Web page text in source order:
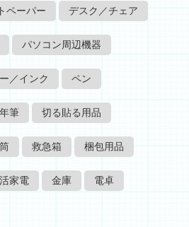
ペーパー デスク／チェア
パソコン周辺機器
／インク ペン
筆 切る貼る用品
救急箱 梱包用品
家電 金庫 電卓